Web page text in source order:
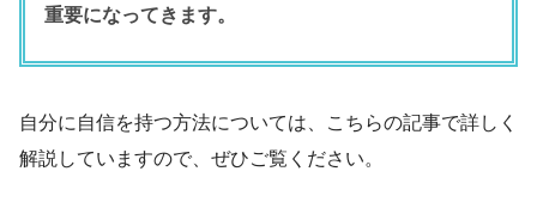
重要になってきます。
自分に自信を持つ方法については、こちらの記事で詳しく
解説していますので、ぜひご覧ください。